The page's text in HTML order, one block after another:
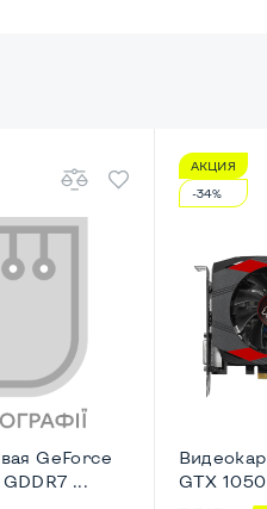
10 (30 дней)
GeForce
...
АКЦИЯ
-34%
GTX